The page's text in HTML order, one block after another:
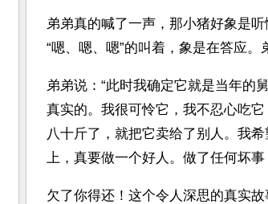
弟弟真的喊了一声，那小猪好象是
“嗯、嗯、嗯”的叫着，象是在答应。
弟弟说：“此时我确定它就是当年的
真实的。我很可怜它，我不忍心吃
八十斤了，就把它卖给了别人。我
上，真要做一个好人。做了任何坏
欠了你得还！这个令人深思的真实